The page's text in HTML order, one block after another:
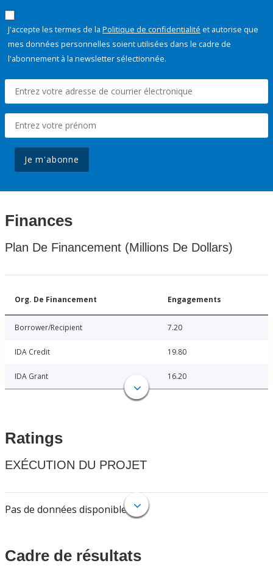
J'accepte les termes de la Politique de confidentialité et autorise que
mes données personnelles soient utilisées dans le cadre de
l'abonnement à la newsletter sélectionnée.
Je m'abonne
Finances
Plan De Financement (Millions De Dollars)
Org. De Financement Engagements
Borrower/Recipient 7.20
IDA Credit 19.80
IDA Grant 16.20
Ratings
EXÉCUTION DU PROJET
Pas de données disponibles.
Cadre de résultats